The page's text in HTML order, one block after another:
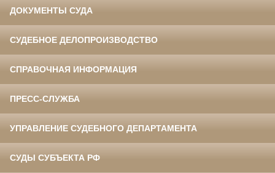
ДОКУМЕНТЫ СУДА
СУДЕБНОЕ ДЕЛОПРОИЗВОДСТВО
СПРАВОЧНАЯ ИНФОРМАЦИЯ
ПРЕСС-СЛУЖБА
УПРАВЛЕНИЕ СУДЕБНОГО ДЕПАРТАМЕНТА
СУДЫ СУБЪЕКТА РФ